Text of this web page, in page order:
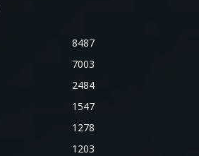
8487
7003
2484
1547
1278
1203